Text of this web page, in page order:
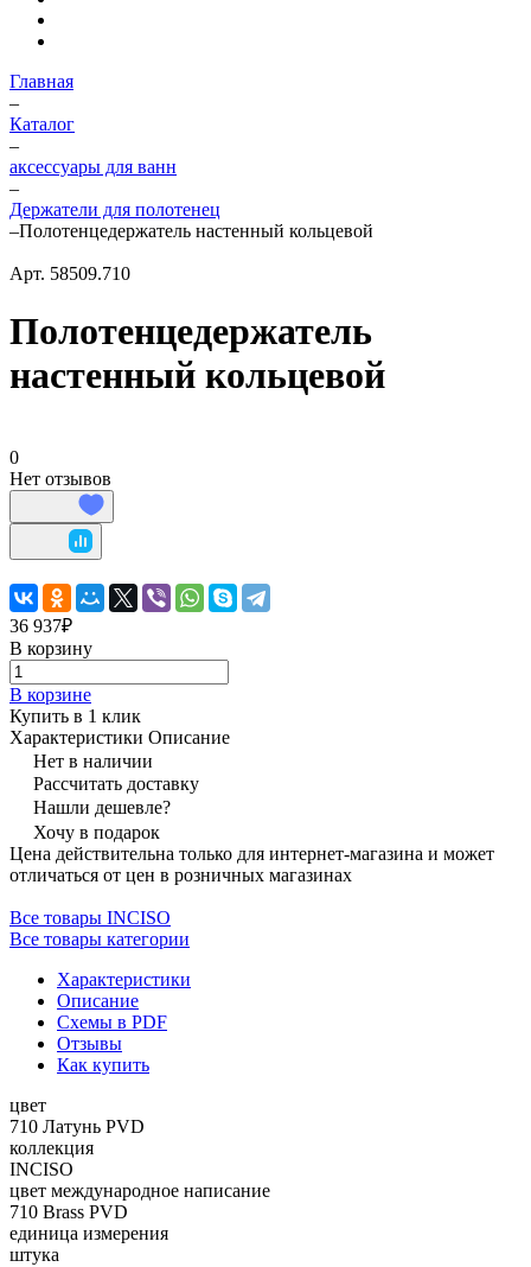
Главная
–
Каталог
–
аксессуары для ванн
–
Держатели для полотенец
–Полотенцедержатель настенный кольцевой
Арт. 58509.710
Полотенцедержатель
настенный кольцевой
0
Нет отзывов
36 937₽
В корзину
В корзине
Купить в 1 клик
Характеристики Описание
Нет в наличии
Рассчитать доставку
Нашли дешевле?
Хочу в подарок
Цена действительна только для интернет-магазина и может
отличаться от цен в розничных магазинах
Все товары INCISO
Все товары категории
Характеристики
Описание
Схемы в PDF
Отзывы
Как купить
цвет
710 Латунь PVD
коллекция
INCISO
цвет международное написание
710 Brass PVD
единица измерения
штука